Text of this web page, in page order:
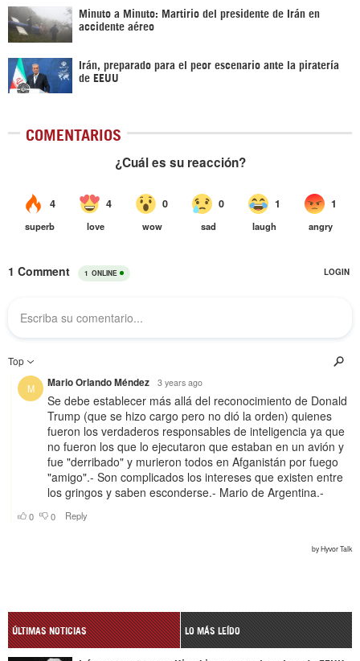
Minuto a Minuto: Martirio del presidente de Irán en
accidente aéreo
Irán, preparado para el peor escenario ante la piratería
de EEUU
COMENTARIOS
ÚLTIMAS NOTICIAS LO MÁS LEÍDO